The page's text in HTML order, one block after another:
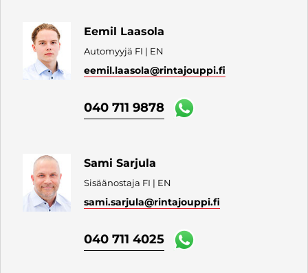
Eemil Laasola
Automyyjä FI | EN
eemil.laasola@rintajouppi.fi
040 711 9878
Sami Sarjula
Sisäänostaja FI | EN
sami.sarjula@rintajouppi.fi
040 711 4025